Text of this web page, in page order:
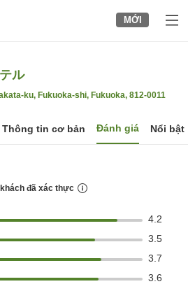
MỚI
ル
ku, Fukuoka-shi, Fukuoka, 812-0011
Thông tin cơ bản Đánh giá Nổi bật
đã xác thực
4.2
3.5
3.7
3.6